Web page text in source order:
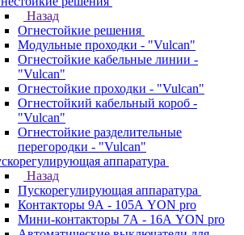
Назад
Огнестойкие решения
Модульные проходки - "Vulcan"
Огнестойкие кабельные линии -
"Vulcan"
Огнестойкие проходки - "Vulcan"
Огнестойкий кабельный короб -
"Vulcan"
Огнестойкие разделительные
перегородки - "Vulcan"
аппаратура
Назад
Пускорегулирующая аппаратура
Контакторы 9А - 105А YON pro
Мини-контакторы 7А - 16А YON pro